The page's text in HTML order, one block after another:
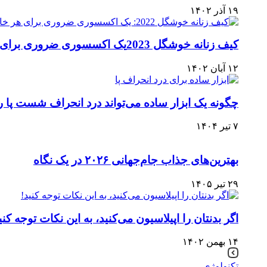
۱۹ آذر ۱۴۰۲
کیف زنانه خوشگل 2023یک اکسسوری ضروری برای هر خانمی
۱۲ آبان ۱۴۰۲
چگونه یک ابزار ساده می‌تواند درد انحراف شست پا
۷ تیر ۱۴۰۴
بهترین‌های جذاب جام‌جهانی ۲۰۲۶ در یک نگاه
۲۹ تیر ۱۴۰۵
اگر بدنتان را اپیلاسیون می‌کنید، به این نکات توجه
۱۴ بهمن ۱۴۰۲